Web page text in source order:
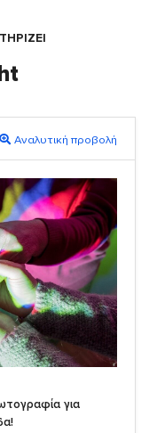
Αναλυτική προβολή
για